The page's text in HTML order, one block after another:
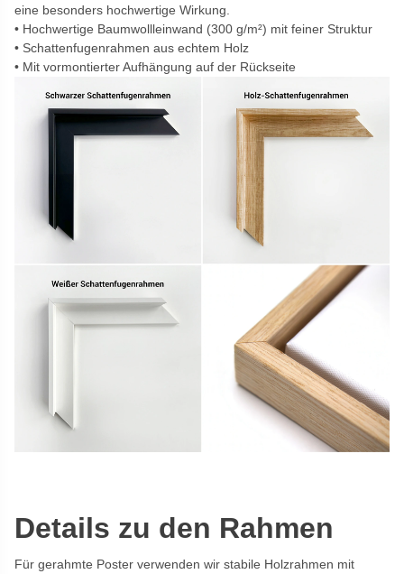
eine besonders hochwertige Wirkung.
Hochwertige Baumwollleinwand (300 g/m²) mit feiner Struktur
Schattenfugenrahmen aus echtem Holz
Mit vormontierter Aufhängung auf der Rückseite
Details zu den Rahmen
Für gerahmte Poster verwenden wir stabile Holzrahmen mit